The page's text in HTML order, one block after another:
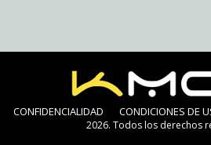
CONFIDENCIALIDAD CONDICIONES DE
2026. Todos los derechos